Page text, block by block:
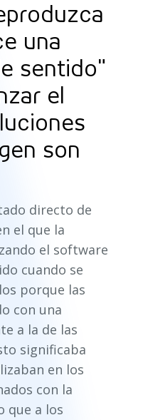
una
sentido"
el
son
directo de
el que la
el software
cuando se
porque las
con una
a la de las
significaba
en los
con la
que a los